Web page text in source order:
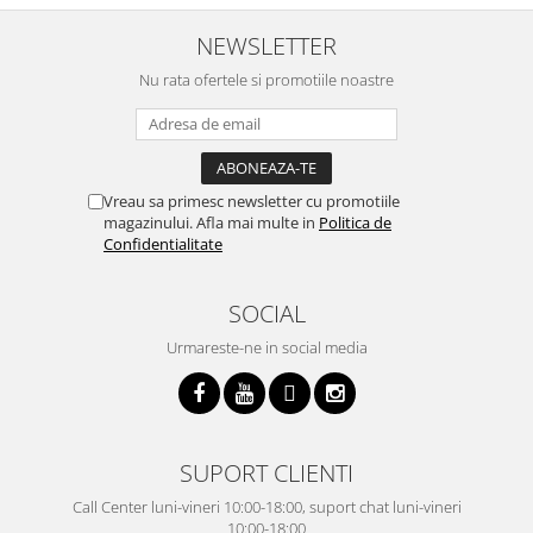
NEWSLETTER
Nu rata ofertele si promotiile noastre
Vreau sa primesc newsletter cu promotiile
magazinului. Afla mai multe in Politica de
Confidentialitate
SOCIAL
Urmareste-ne in social media
SUPORT CLIENTI
Call Center luni-vineri 10:00-18:00, suport chat luni-vineri
10:00-18:00